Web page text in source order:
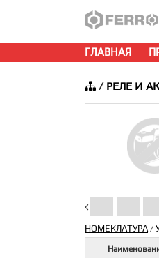
ГЛАВНАЯ
/ РЕЛЕ И
НОМЕКЛАТУРА/